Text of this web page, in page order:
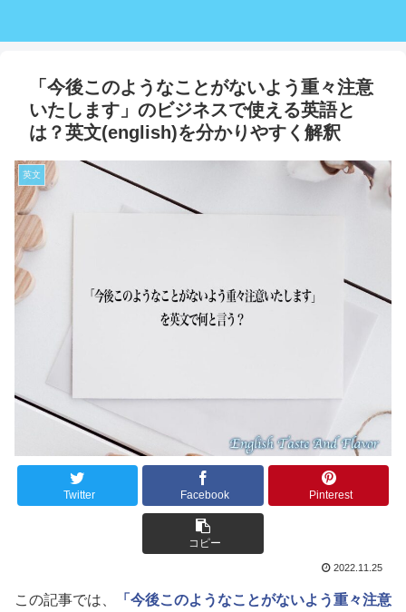
「今後このようなことがないよう重々注意
いたします」のビジネスで使える英語と
は？英文(english)を分かりやすく解釈
英文
Twitter Facebook Pinterest
コピー
2022.11.25
この記事では、
「今後このようなことがないよう重々注意